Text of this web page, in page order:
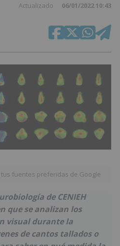
Actualizado 06/01/2022 10:43
tus fuentes preferidas de Google
de CENIEH
que se analizan los
visual durante la
de cantos tallados o